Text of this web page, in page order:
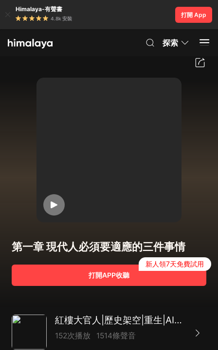
Himalaya-有聲書
4.8k 安裝
打開 App
探索
第一章 現代人必須要適應的三件事情
打開APP收聽
新人領7天免費試用
紅樓大官人|歷史架空|重生|AI專輯
152次播放 1514條聲音